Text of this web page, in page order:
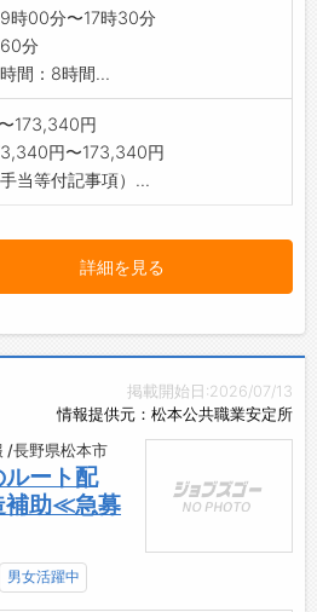
時00分〜17時30分
分
間：8時間...
173,340円
円〜173,340円
手当等付記事項）...
詳細を見る
掲載開始日:2026/07/13
情報提供元：松本公共職業安定所
/長野県松本市
ルート配
助≪急募
男女活躍中